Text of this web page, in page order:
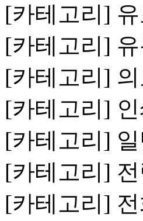
[카테고리]
[카테고리]
[카테고리]
[카테고리] 인
[카테고리]
[카테고리]
[카테고리]